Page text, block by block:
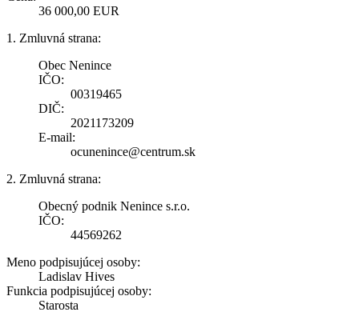
36 000,00 EUR
1. Zmluvná strana:
Obec Nenince
IČO:
00319465
DIČ:
2021173209
E-mail:
ocunenince@centrum.sk
2. Zmluvná strana:
Obecný podnik Nenince s.r.o.
IČO:
44569262
Meno podpisujúcej osoby:
Ladislav Hives
Funkcia podpisujúcej osoby:
Starosta